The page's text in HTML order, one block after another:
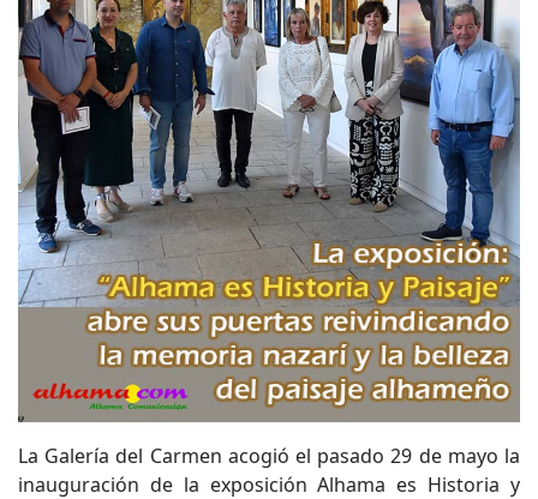
La Galería del Carmen acogió el pasado 29 de mayo la
inauguración de la exposición Alhama es Historia y